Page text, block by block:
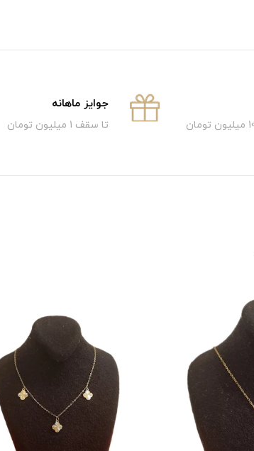
جوایز ماهانه
تا سقف 1 میلیون تومان